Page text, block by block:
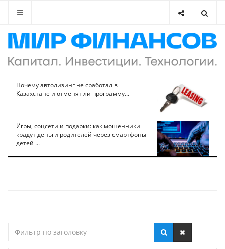
Почему автолизинг не сработал в
Казахстане и отменят ли программу...
Игры, соцсети и подарки: как мошенники
крадут деньги родителей через смартфоны
детей ...
по